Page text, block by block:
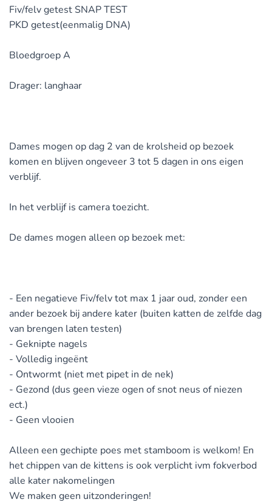
Fiv/felv getest SNAP TEST
PKD getest(eenmalig DNA)
Bloedgroep A
Drager: langhaar
Dames mogen op dag 2 van de krolsheid op bezoek
komen en blijven ongeveer 3 tot 5 dagen in ons eigen
verblijf.
In het verblijf is camera toezicht.
De dames mogen alleen op bezoek met:
- Een negatieve Fiv/felv tot max 1 jaar oud, zonder een
ander bezoek bij andere kater (buiten katten de zelfde dag
van brengen laten testen)
- Geknipte nagels
- Volledig ingeënt
- Ontwormt (niet met pipet in de nek)
- Gezond (dus geen vieze ogen of snot neus of niezen
ect.)
- Geen vlooien
Alleen een gechipte poes met stamboom is welkom! En
het chippen van de kittens is ook verplicht ivm fokverbod
alle kater nakomelingen
We maken geen uitzonderingen!